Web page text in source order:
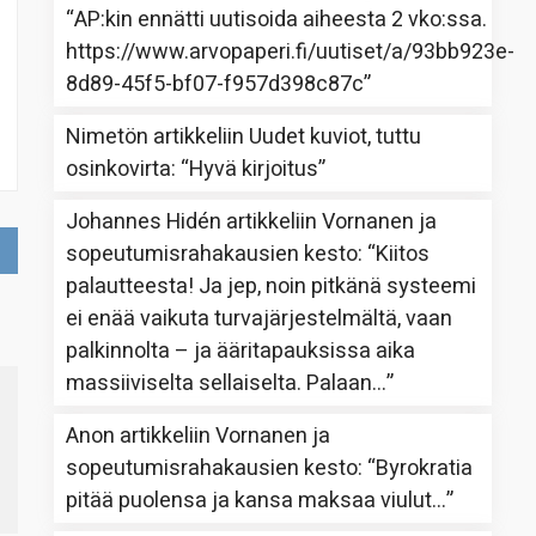
“AP:kin ennätti uutisoida aiheesta 2 vko:ssa.
https://www.arvopaperi.fi/uutiset/a/93bb923e-
8d89-45f5-bf07-f957d398c87c”
Nimetön artikkeliin Uudet kuviot, tuttu
osinkovirta: “Hyvä kirjoitus”
Johannes Hidén artikkeliinVornanen ja
sopeutumisrahakausien kesto: “Kiitos
palautteesta! Ja jep, noin pitkänä systeemi
ei enää vaikuta turvajärjestelmältä, vaan
palkinnolta – ja ääritapauksissa aika
massiiviselta sellaiselta. Palaan…”
Anon artikkeliinVornanen ja
sopeutumisrahakausien kesto: “Byrokratia
pitää puolensa ja kansa maksaa viulut…”